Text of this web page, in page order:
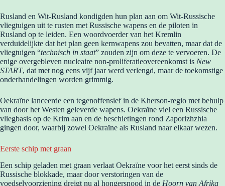
Rusland en Wit-Rusland kondigden hun plan aan om Wit-Russische
vliegtuigen uit te rusten met Russische wapens en de piloten in
Rusland op te leiden. Een woordvoerder van het Kremlin
verduidelijkte dat het plan geen kernwapens zou bevatten, maar dat de
vliegtuigen “technisch in staat” zouden zijn om deze te vervoeren. De
enige overgebleven nucleaire non-proliferatieovereenkomst is New
START, dat met nog eens vijf jaar werd verlengd, maar de toekomstige
onderhandelingen worden grimmig.
Oekraïne lanceerde een tegenoffensief in de Kherson-regio met behulp
van door het Westen geleverde wapens. Oekraïne viel een Russische
vliegbasis op de Krim aan en de beschietingen rond Zaporizhzhia
gingen door, waarbij zowel Oekraïne als Rusland naar elkaar wezen.
Eerste schip met graan
Een schip geladen met graan verlaat Oekraïne voor het eerst sinds de
Russische blokkade, maar door verstoringen van de
voedselvoorziening dreigt nu al hongersnood in de Hoorn van Afrika